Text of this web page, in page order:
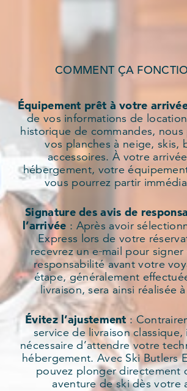
COMMENT ÇA
Équipement prêt à votre
de vos informations de
historique de commandes,
vos planches à neige, skis,
accessoires. À votre
hébergement, votre
vous pourrez partir
Signature des avis de
l’arrivée : Après avoir
Express lors de votre
recevrez un e‑mail pour
responsabilité avant votre
étape, généralement
livraison, sera ainsi réalisée à
Évitez l’ajustement :
service de livraison classique,
nécessaire d’attendre votre
hébergement. Avec Ski Butlers
pouvez plonger directement
aventure de ski dès votre